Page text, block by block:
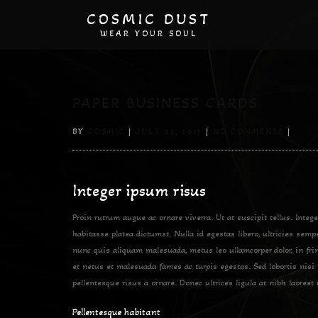
COSMIC DUST
WEAR YOUR SOUL
BY | | |
Integer ipsum risus
Proin rutrum augue ac ornare viverra. Ut at suscipit tellus.
habitasse platea dictumst. Nulla id egestas libero, ultricies
nunc quis aliquam malesuada, metus leo ullamcorper dolor, in
et netus et malesuada fames ac turpis egestas. Sed lobortis
pellentesque risus a ornare. Donec ultrices ligula at nibh
Pellentesque habitant